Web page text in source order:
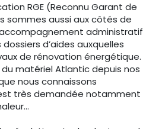
RGE (Reconnu Garant de
sommes aussi aux côtés de
administratif
d’aides auxquelles
de rénovation énergétique.
matériel Atlantic depuis nos
nous connaissons
très demandée notamment